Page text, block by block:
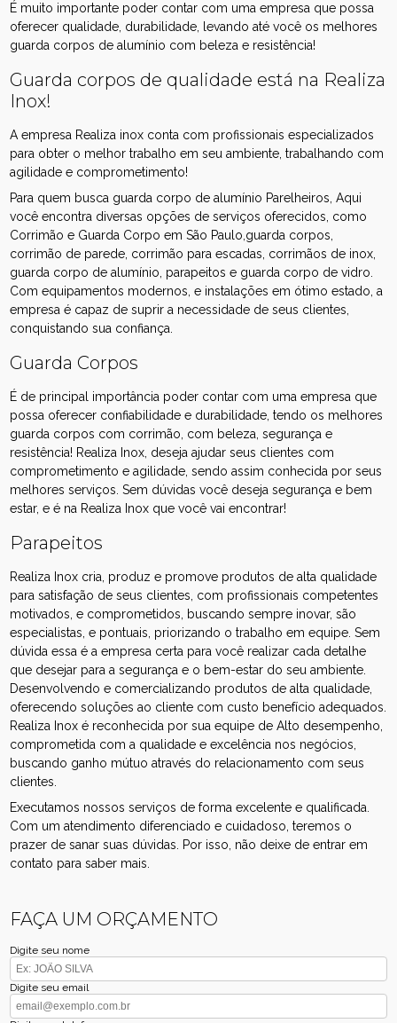
É muito importante poder contar com uma empresa que possa
oferecer qualidade, durabilidade, levando até você os melhores
guarda corpos de alumínio com beleza e resistência!
Guarda corpos de qualidade está na Realiza
Inox!
A empresa Realiza inox conta com profissionais especializados
para obter o melhor trabalho em seu ambiente, trabalhando com
agilidade e comprometimento!
Para quem busca guarda corpo de alumínio Parelheiros, Aqui
você encontra diversas opções de serviços oferecidos, como
Corrimão e Guarda Corpo em São Paulo,guarda corpos,
corrimão de parede, corrimão para escadas, corrimãos de inox,
guarda corpo de alumínio, parapeitos e guarda corpo de vidro.
Com equipamentos modernos, e instalações em ótimo estado, a
empresa é capaz de suprir a necessidade de seus clientes,
conquistando sua confiança.
Guarda Corpos
É de principal importância poder contar com uma empresa que
possa oferecer confiabilidade e durabilidade, tendo os melhores
guarda corpos com corrimão, com beleza, segurança e
resistência! Realiza Inox, deseja ajudar seus clientes com
comprometimento e agilidade, sendo assim conhecida por seus
melhores serviços. Sem dúvidas você deseja segurança e bem
estar, e é na Realiza Inox que você vai encontrar!
Parapeitos
Realiza Inox cria, produz e promove produtos de alta qualidade
para satisfação de seus clientes, com profissionais competentes
motivados, e comprometidos, buscando sempre inovar, são
especialistas, e pontuais, priorizando o trabalho em equipe. Sem
dúvida essa é a empresa certa para você realizar cada detalhe
que desejar para a segurança e o bem-estar do seu ambiente.
Desenvolvendo e comercializando produtos de alta qualidade,
oferecendo soluções ao cliente com custo benefício adequados.
Realiza Inox é reconhecida por sua equipe de Alto desempenho,
comprometida com a qualidade e excelência nos negócios,
buscando ganho mútuo através do relacionamento com seus
clientes.
Executamos nossos serviços de forma excelente e qualificada.
Com um atendimento diferenciado e cuidadoso, teremos o
prazer de sanar suas dúvidas. Por isso, não deixe de entrar em
contato para saber mais.
FAÇA UM ORÇAMENTO
Digite seu nome
Digite seu email